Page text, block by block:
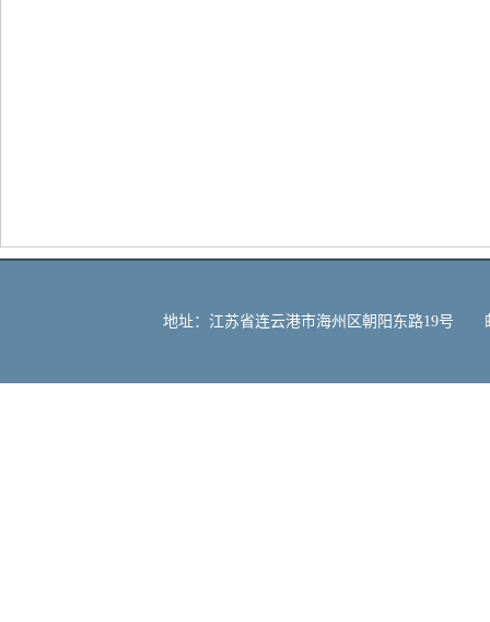
地址：江苏省连云港市海州区朝阳东路19号